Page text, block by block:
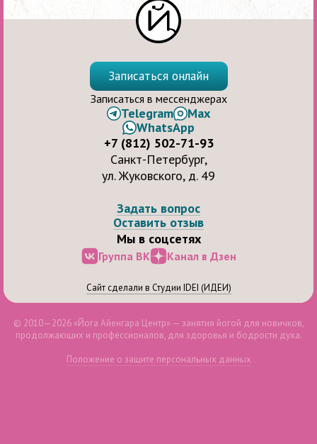
Задать вопрос
Оставить отзыв
Мы в соцсетях
Группа ВК Канал в Дзен
Записаться онлайн
Записаться в мессенджерах
Telegram
Max
WhatsApp
+7 (812) 502-71-93
Санкт-Петербург,
ул. Жуковского, д. 49
Сайт сделали в Студии IDEI (ИДЕИ)
© 2010—2026 «Йога Айенгара Центр» — занятия йогой для новичков,
продолжающих и профессионалов, для здоровья и бодрости духа.
Положение о защите персональных данных